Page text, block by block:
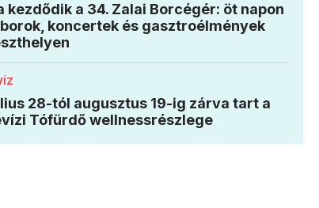
kezdődik a 34. Zalai Borcégér: öt napon
koncertek és gasztroélmények
28-tól augusztus 19-ig zárva tart a
Tófürdő wellnessrészlege